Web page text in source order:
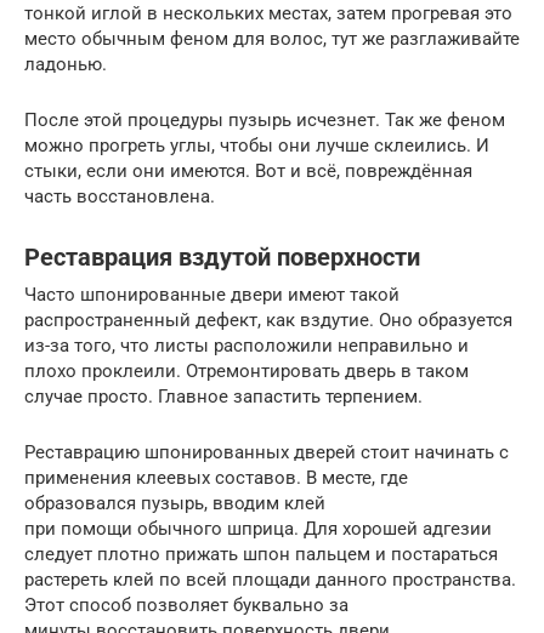
тонкой иглой в нескольких местах, затем прогревая это
место обычным феном для волос, тут же разглаживайте
ладонью.
После этой процедуры пузырь исчезнет. Так же феном
можно прогреть углы, чтобы они лучше склеились. И
стыки, если они имеются. Вот и всё, повреждённая
часть восстановлена.
Реставрация вздутой поверхности
Часто шпонированные двери имеют такой
распространенный дефект, как вздутие. Оно образуется
из-за того, что листы расположили неправильно и
плохо проклеили. Отремонтировать дверь в таком
случае просто. Главное запастить терпением.
Реставрацию шпонированных дверей стоит начинать с
применения клеевых составов. В месте, где
образовался пузырь, вводим клей
при помощи обычного шприца. Для хорошей адгезии
следует плотно прижать шпон пальцем и постараться
растереть клей по всей площади данного пространства.
Этот способ позволяет буквально за